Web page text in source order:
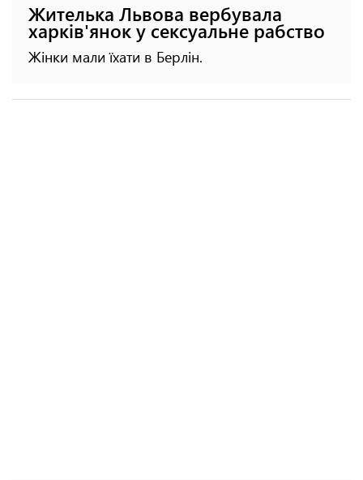
Жителька Львова вербувала
харків'янок у сексуальне рабство
Жінки мали їхати в Берлін.